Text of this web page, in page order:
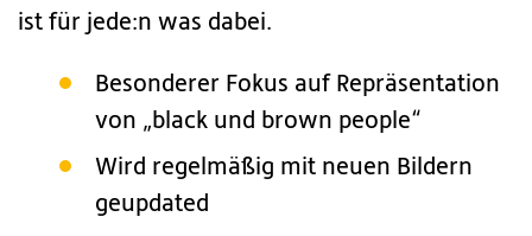
ist für jede:n was dabei.
Besonderer Fokus auf Repräsentation
von „black und brown people“
Wird regelmäßig mit neuen Bildern
geupdated